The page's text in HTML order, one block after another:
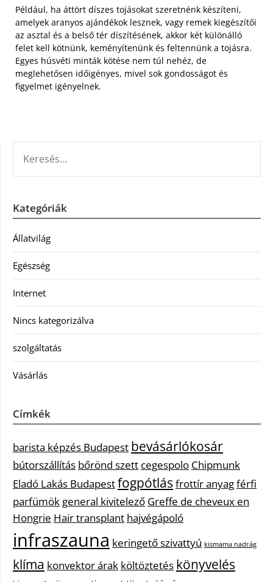
Például, ha áttört díszes tojásokat szeretnénk készíteni,
amelyek aranyos ajándékok lesznek, vagy remek kiegészítői
az asztal és a belső tér díszítésének, akkor két különálló
felet kell kötnünk, keményítenünk és feltennünk a tojásra.
Egyes húsvéti minták kötése nem túl nehéz, de
meglehetősen időigényes, mivel sok gondosságot és
figyelmet igényelnek.
Kategóriák
Állatvilág
Egészség
Internet
Nincs kategorizálva
szolgáltatás
Vásárlás
Címkék
barista képzés Budapest bevásárlókosár
bútorszállítás bőrönd szett cegespolo Chipmunk
Eladó Lakás Budapestfogpótlás frottír anyagférfi
parfümök general kivitelező Greffe de cheveux en
Hongrie Hair transplant hajvégápoló
infraszauna keringető szivattyú kismama nadrág
klíma konvektor árak költöztetés könyvelés